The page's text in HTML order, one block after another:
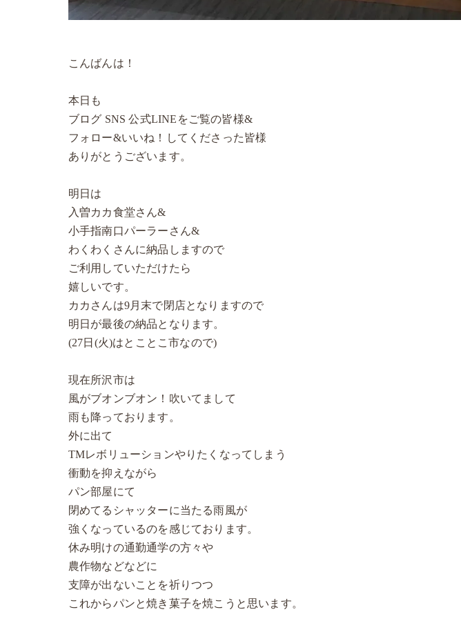
こんばんは！
本日も
ブログ SNS 公式LINEをご覧の皆様&
フォロー&いいね！してくださった皆様
ありがとうございます。
明日は
入曽カカ食堂さん&
小手指南口パーラーさん&
わくわくさんに納品しますので
ご利用していただけたら
嬉しいです。
カカさんは9月末で閉店となりますので
明日が最後の納品となります。
(27日(火)はとことこ市なので)
現在所沢市は
風がブオンブオン！吹いてまして
雨も降っております。
外に出て
TMレボリューションやりたくなってしまう
衝動を抑えながら
パン部屋にて
閉めてるシャッターに当たる雨風が
強くなっているのを感じております。
休み明けの通勤通学の方々や
農作物などなどに
支障が出ないことを祈りつつ
これからパンと焼き菓子を焼こうと思います。